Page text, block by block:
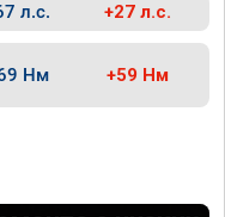
л.с. +27 л.с.
Нм +59 Нм